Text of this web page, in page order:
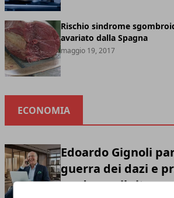
Rischio sindrome
avariato dalla Spagna
maggio 19, 2017
ECONOMIA
Edoardo Gignoli
guerra dei dazi e
moderno: il ritorno